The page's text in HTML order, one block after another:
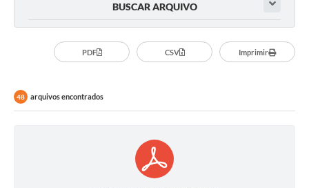
BUSCAR ARQUIVO
PDF CSV Imprimir
48 arquivos encontrados